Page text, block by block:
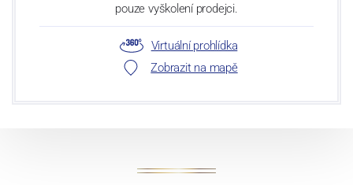
pouze vyškolení prodejci.
Virtuální prohlídka
Zobrazit na mapě